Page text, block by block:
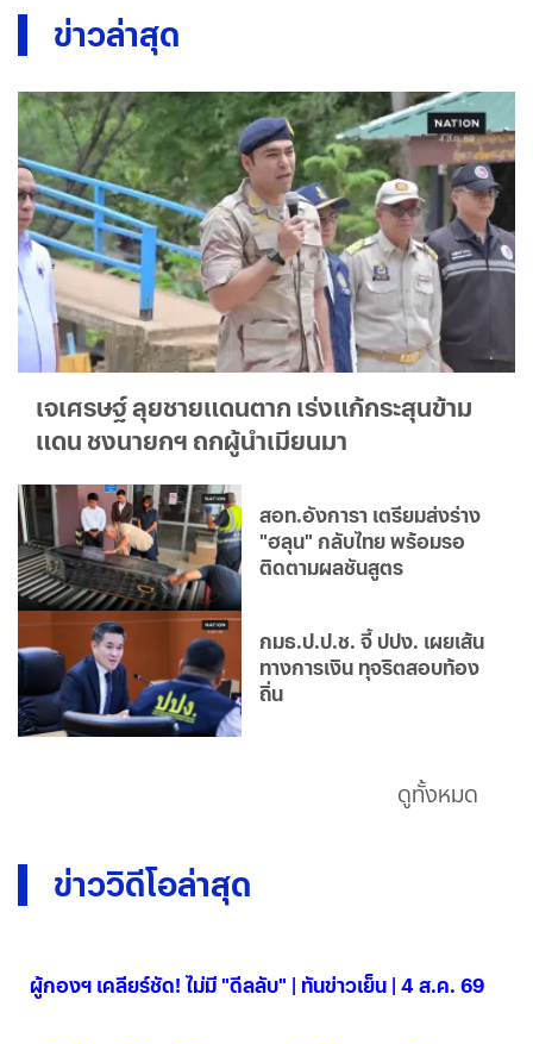
ข่าวล่าสุด
เจเศรษฐ์ ลุยชายแดนตาก เร่งแก้กระสุนข้าม
แดน ชงนายกฯ ถกผู้นำเมียนมา
สอท.อังการา เตรียมส่งร่าง
"ฮลุน" กลับไทย พร้อมรอ
ติดตามผลชันสูตร
กมธ.ป.ป.ช. จี้ ปปง. เผยเส้น
ทางการเงิน ทุจริตสอบท้อง
ถิ่น
ดูทั้งหมด
ข่าววิดีโอล่าสุด
ผู้กองฯ เคลียร์ชัด! ไม่มี "ดีลลับ" | ทันข่าวเย็น | 4 ส.ค. 69